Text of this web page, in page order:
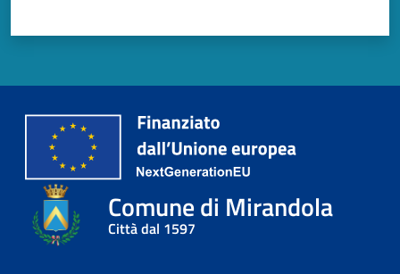
Comune di Mirandola
Città dal 1597